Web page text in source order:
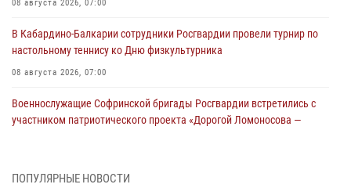
08 августа 2026, 07:00
В Кабардино-Балкарии сотрудники Росгвардии провели турнир по
настольному теннису ко Дню физкультурника
08 августа 2026, 07:00
Военнослужащие Софринской бригады Росгвардии встретились с
участником патриотического проекта «Дорогой Ломоносова —
ПОПУЛЯРНЫЕ НОВОСТИ